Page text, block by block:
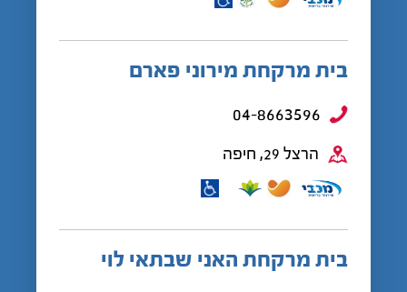
בית מרקחת מירוני פארם
04-8663596
הרצל 29, חיפה
בית מרקחת האני שבתאי לוי